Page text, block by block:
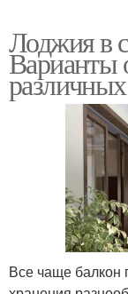
Лоджия в
Варианты
Все чаще балкон